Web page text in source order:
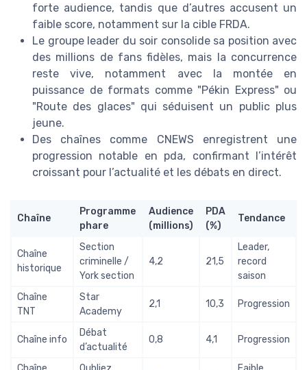
forte audience, tandis que d’autres accusent un
faible score, notamment sur la cible FRDA.
Le groupe leader du soir consolide sa position avec
des millions de fans fidèles, mais la concurrence
reste vive, notamment avec la montée en
puissance de formats comme "Pékin Express" ou
"Route des glaces" qui séduisent un public plus
jeune.
Des chaînes comme CNEWS enregistrent une
progression notable en pda, confirmant l’intérêt
croissant pour l’actualité et les débats en direct.
Chaîne
Programme
phare
Audience
(millions)
PDA
(%)
Tendance
Chaîne
historique
Section
criminelle /
York section
4,2 21,5
Leader,
record
saison
Chaîne
TNT
Star
Academy
2,1 10,3 Progression
Chaîne info
Débat
d’actualité
0,8 4,1 Progression